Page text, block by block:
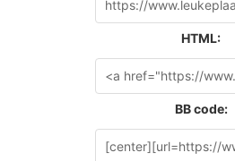
HTML:
BB code: